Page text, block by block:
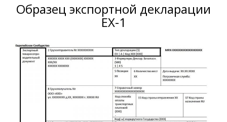
Образец экспортной декларации
EX-1